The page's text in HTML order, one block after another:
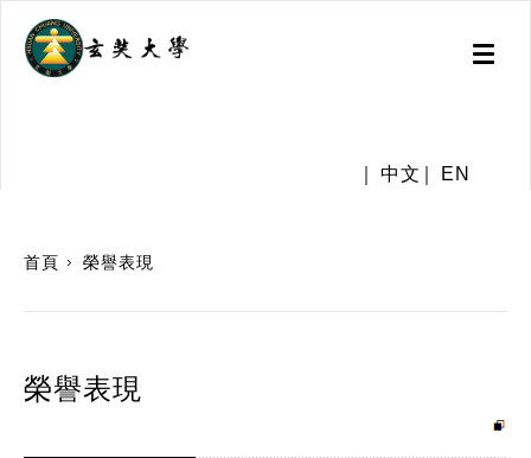
Toggle
中文 EN
首頁 榮譽表現
榮譽表現